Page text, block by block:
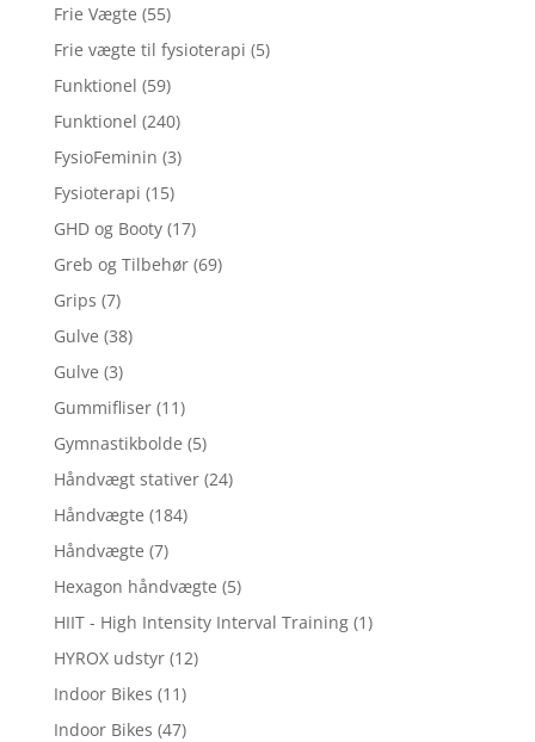
Frie Vægte (55)
Frie vægte til fysioterapi (5)
Funktionel (59)
Funktionel (240)
FysioFeminin (3)
Fysioterapi (15)
GHD og Booty (17)
Greb og Tilbehør (69)
Grips (7)
Gulve (38)
Gulve (3)
Gummifliser (11)
Gymnastikbolde (5)
Håndvægt stativer (24)
Håndvægte (184)
Håndvægte (7)
Hexagon håndvægte (5)
HIIT - High Intensity Interval Training (1)
HYROX udstyr (12)
Indoor Bikes (11)
Indoor Bikes (47)